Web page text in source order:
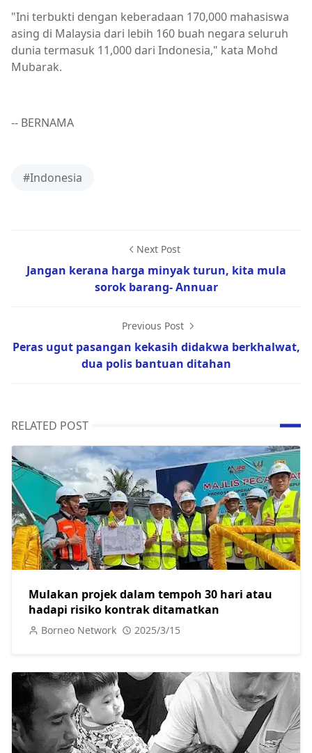
"Ini terbukti dengan keberadaan 170,000 mahasiswa
asing di Malaysia dari lebih 160 buah negara seluruh
dunia termasuk 11,000 dari Indonesia," kata Mohd
Mubarak.
-- BERNAMA
#Indonesia
Next Post
Jangan kerana harga minyak turun, kita mula
sorok barang- Annuar
Previous Post
Peras ugut pasangan kekasih didakwa berkhalwat,
dua polis bantuan ditahan
RELATED POST
Mulakan projek dalam tempoh 30 hari atau
hadapi risiko kontrak ditamatkan
Borneo Network 2025/3/15